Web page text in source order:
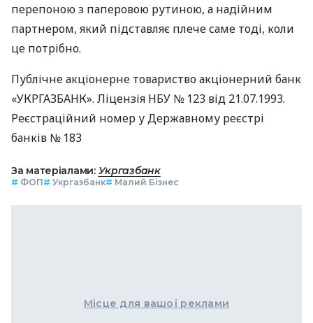
перепоною з паперовою рутиною, а надійним
партнером, який підставляє плече саме тоді, коли
це потрібно.
Публічне акціонерне товариство акціонерний банк
«УКРГАЗБАНК». Ліцензія НБУ № 123 від 21.07.1993.
Реєстраційний номер у Державному реєстрі
банків № 183
За матеріалами: Укргазбанк
# ФОП# Укргазбанк# Малий Бізнес
Місце для вашої реклами